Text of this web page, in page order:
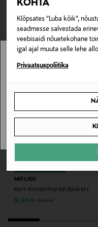
KOHTA
Klõpsates "Luba kõik",
seadmesse salvestada
veebisaidi nõuetekohane
igal ajal muuta selle lehe
Privaatsuspoliitika
Tootenumber
178028844
BLACK
Suurus
KEENIA
Tarnimine pakiautomaati
0,00 € – 4,90 €
TEISED
VAATASID
MIFUKO
Korv Kiondo Market Basket L
Discounted Price
51,60 € Original Price
133,00 €
Stockmann pole